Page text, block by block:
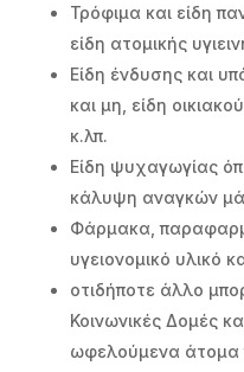
Τρόφιμα και είδη
είδη ατομικής
Είδη ένδυσης και
και μη, είδη
κ.λπ.
Είδη ψυχαγωγίας
κάλυψη αναγκών
Φάρμακα,
υγειονομικό υλικό
οτιδήποτε άλλο
Κοινωνικές Δομές
ωφελούμενα άτομα